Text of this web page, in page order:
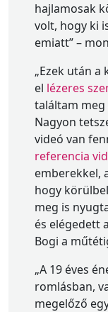
hajlamosak
volt, hogy ki
emiatt” –
„Ezek után
el lézeres
találtam meg
Nagyon
videó van
referencia
emberekkel,
hogy
meg is
és elégedett
Bogi a
„A 19 éves
romlásban,
megelőző